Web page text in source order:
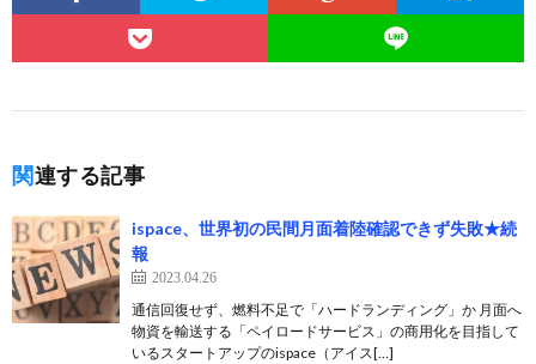
関連する記事
ispace、世界初の民間月面着陸確認できず失敗★続
報
2023.04.26
通信回復せず、燃料不足で「ハードランディング」か 月面へ
物資を輸送する「ペイロードサービス」の商用化を目指して
いるスタートアップのispace（アイス[…]